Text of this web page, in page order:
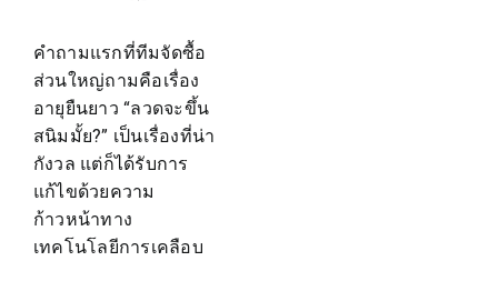
คำถามแรกที่ทีมจัดซื้อ
ส่วนใหญ่ถามคือเรื่อง
อายุยืนยาว “ลวดจะขึ้น
สนิมมั้ย?” เป็นเรื่องที่น่า
กังวล แต่ก็ได้รับการ
แก้ไขด้วยความ
ก้าวหน้าทาง
เทคโนโลยีการเคลือบ